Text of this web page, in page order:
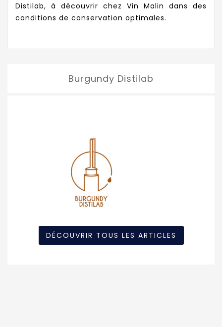
Distilab, à découvrir chez Vin Malin dans des
conditions de conservation optimales.
Burgundy Distilab
DÉCOUVRIR TOUS LES ARTICLES